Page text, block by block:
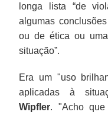
longa lista “de
algumas
ou de ética ou
situação”.
Era um "uso
aplicadas à
Wipfler. "Acho que